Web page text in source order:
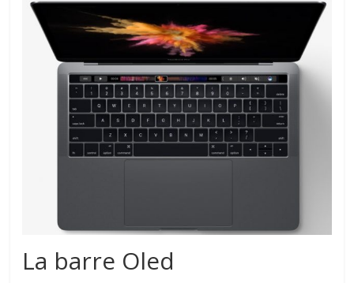
La barre Oled